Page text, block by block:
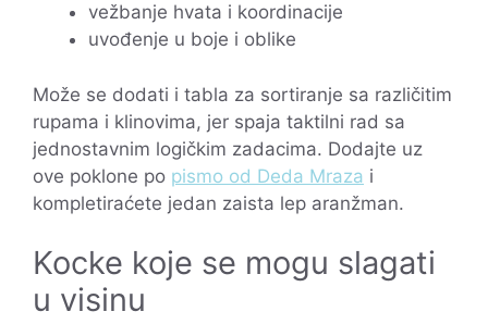
vežbanje hvata i koordinacije
uvođenje u boje i oblike
Može se dodati i tabla za sortiranje sa različitim
rupama i klinovima, jer spaja taktilni rad sa
jednostavnim logičkim zadacima. Dodajte uz
ove poklone po pismo od Deda Mraza i
kompletiraćete jedan zaista lep aranžman.
Kocke koje se mogu slagati
u visinu